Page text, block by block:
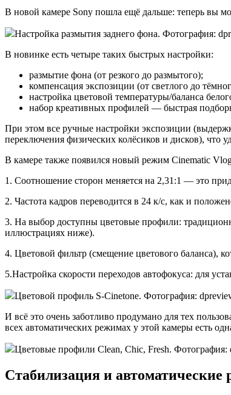
В новой камере Sony пошла ещё дальше: теперь вы
Настройка размытия заднего фона. Фотография:
В новинке есть четыре таких быстрых настройки:
размытие фона (от резкого до размытого);
компенсация экспозиции (от светлого до
настройка цветовой температуры/баланса
набор креативных профилей — быстрая
При этом все ручные настройки экспозиции
переключения физических колёсиков и дисков), что
В камере также появился новый режим Cinematic
1. Соотношение сторон меняется на 2,31:1 — это
2. Частота кадров переводится в 24 к/с, как и
3. На выбор доступны цветовые профили:
иллюстрациях ниже).
4. Цветовой фильтр (смещение цветового баланса),
5.Настройка скорости переходов автофокуса: для
Цветовой профиль S-Cinetone. Фотография:
И всё это очень заботливо продумано для тех
всех автоматических режимах у этой камеры есть
Цветовые профили Clean, Chic, Fresh. Фотография:
Стабилизация и